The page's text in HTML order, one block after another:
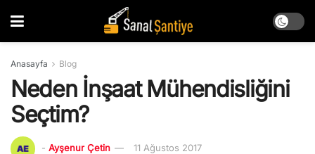
Anasayfa Blog
Neden İnşaat Mühendisliğini
Seçtim?
- Ayşenur Çetin 11 Ağustos 2017